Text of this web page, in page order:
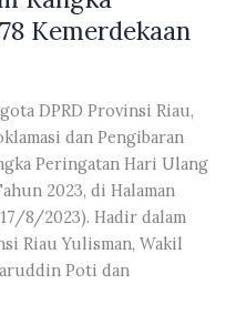
Kemerdekaan
DPRD Provinsi Riau,
dan Pengibaran
Peringatan Hari Ulang
2023, di Halaman
8/2023). Hadir dalam
Riau Yulisman, Wakil
Poti dan